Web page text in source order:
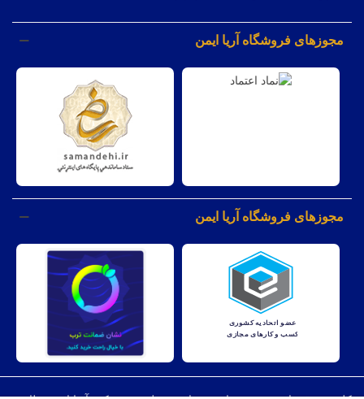
مجوزهای فروشگاه آریا ایمن
مجوزهای فروشگاه آریا ایمن